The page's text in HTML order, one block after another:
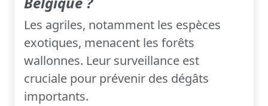
Les agriles, notamment les espèces
exotiques, menacent les forêts
wallonnes. Leur surveillance est
cruciale pour prévenir des dégâts
importants.